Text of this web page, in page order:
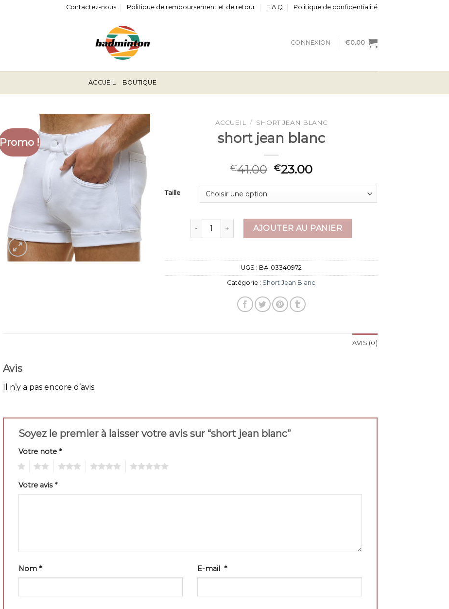
Contactez-nous Politique de remboursement et de retour F.A.Q Politique de confidentialité
CONNEXION €0.00
ACCUEIL BOUTIQUE
Promo !
ACCUEIL / SHORT JEAN BLANC
short jean blanc
€41.00 €23.00
Taille
quantité de short jean blancAJOUTER AU PANIER
UGS : BA-03340972
Catégorie : Short Jean Blanc
AVIS (0)
Avis
Il n’y a pas encore d’avis.
Soyez le premier à laisser votre avis sur “short jean blanc”
Votre note *
Votre avis*
Nom * E-mail*